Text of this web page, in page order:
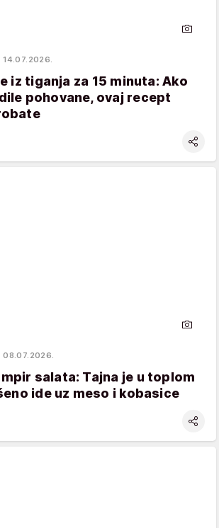
14.07.2026.
iz tiganja za 15 minuta: Ako
pohovane, ovaj recept
08.07.2026.
salata: Tajna je u toplom
ide uz meso i kobasice